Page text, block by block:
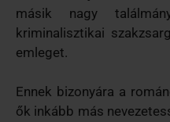
másik nagy
kriminalisztikai
emleget.
Ennek bizonyára a
ők inkább más